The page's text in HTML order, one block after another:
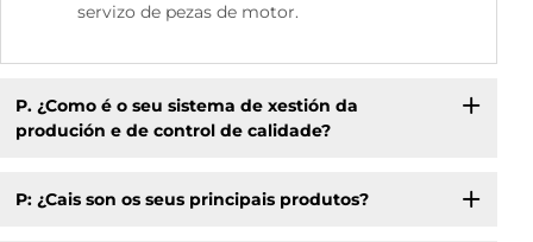
servizo de pezas de motor.
P. ¿Como é o seu sistema de xestión da
produción e de control de calidade?
P: ¿Cais son os seus principais produtos?